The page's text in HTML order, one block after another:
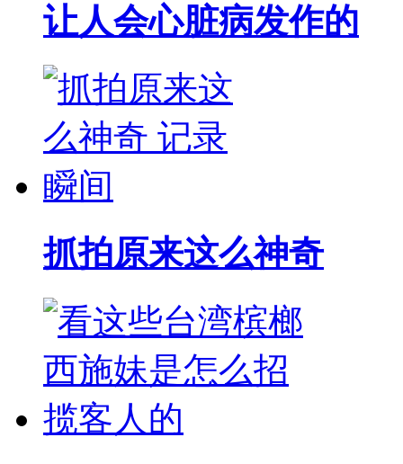
让人会心脏病发作的
抓拍原来这么神奇